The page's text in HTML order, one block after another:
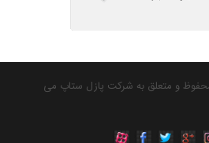
و متعلق به شرکت پازل ستاپ می